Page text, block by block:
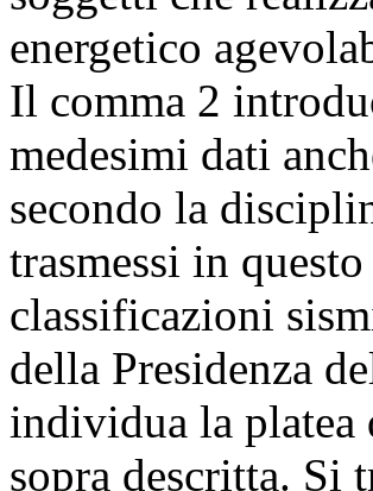
energetico
Il comma 2
medesimi dati
secondo la
trasmessi in
classificazioni
della Presidenza
individua la platea
sopra descritta. Si